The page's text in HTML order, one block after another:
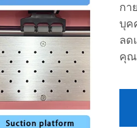
กา
บุค
ลด
คุณ